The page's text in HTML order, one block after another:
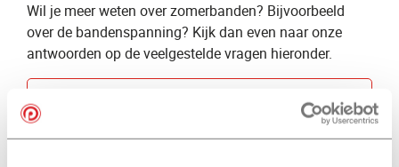
Wil je meer weten over zomerbanden? Bijvoorbeeld
over de bandenspanning? Kijk dan even naar onze
antwoorden op de veelgestelde vragen hieronder.